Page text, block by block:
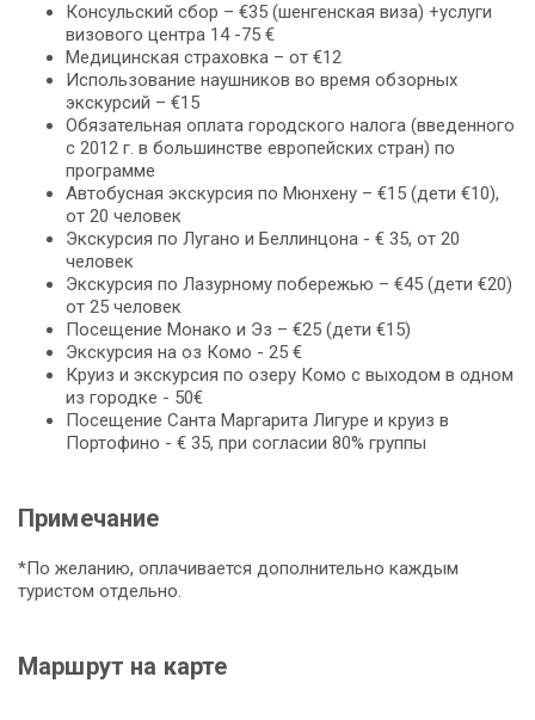
Консульский сбор – €35 (шенгенская виза) +услуги
визового центра 14 -75 €
Медицинская страховка – от €12
Использование наушников во время обзорных
экскурсий – €15
Обязательная оплата городского налога (введенного
с 2012 г. в большинстве европейских стран) по
программе
Автобусная экскурсия по Мюнхену – €15 (дети €10),
от 20 человек
Экскурсия по Лугано и Беллинцона - € 35, от 20
человек
Экскурсия по Лазурному побережью – €45 (дети €20)
от 25 человек
Посещение Монако и Эз – €25 (дети €15)
Экскурсия на оз Комо - 25 €
Круиз и экскурсия по озеру Комо с выходом в одном
из городке - 50€
Посещение Санта Маргарита Лигуре и круиз в
Портофино - € 35, при согласии 80% группы
Примечание
*По желанию, оплачивается дополнительно каждым
туристом отдельно.
Маршрут на карте